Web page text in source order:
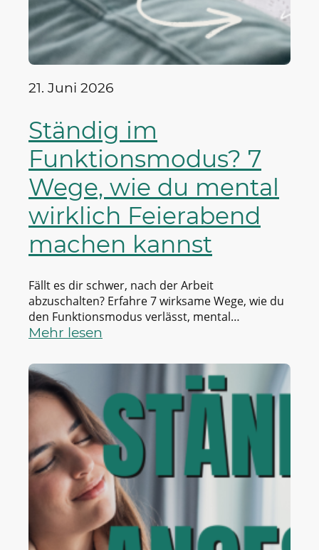
21. Juni 2026
Ständig im
Funktionsmodus? 7
Wege, wie du mental
wirklich Feierabend
machen kannst
Fällt es dir schwer, nach der Arbeit
abzuschalten? Erfahre 7 wirksame Wege, wie du
den Funktionsmodus verlässt, mental
Feierabend machst und mehr innere Ruhe
Mehr lesen